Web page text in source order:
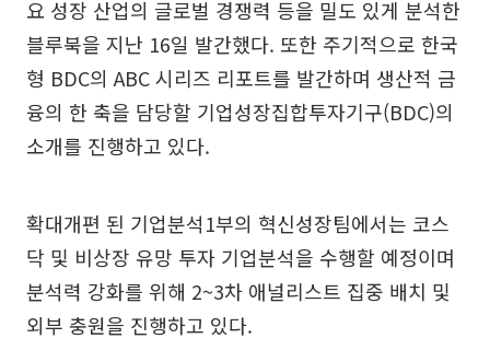
요 성장 산업의 글로벌 경쟁력 등을 밀도 있게 분석한
블루북을 지난 16일 발간했다. 또한 주기적으로 한국
형 BDC의 ABC 시리즈 리포트를 발간하며 생산적 금
융의 한 축을 담당할 기업성장집합투자기구(BDC)의
소개를 진행하고 있다.
확대개편 된 기업분석1부의 혁신성장팀에서는 코스
닥 및 비상장 유망 투자 기업분석을 수행할 예정이며
분석력 강화를 위해 2~3차 애널리스트 집중 배치 및
외부 충원을 진행하고 있다.